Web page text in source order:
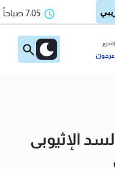
7:05 صباحاً
عرجون
الإثيوبى